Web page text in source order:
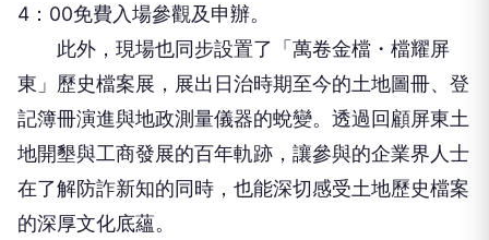
4：00免費入場參觀及申辦。
此外，現場也同步設置了「萬卷金檔・檔耀屏
東」歷史檔案展，展出日治時期至今的土地圖冊、登
記簿冊演進與地政測量儀器的蛻變。透過回顧屏東土
地開墾與工商發展的百年軌跡，讓參與的企業界人士
在了解防詐新知的同時，也能深切感受土地歷史檔案
的深厚文化底蘊。